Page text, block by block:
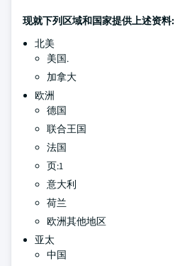
现就下列区域和国家提供上述资料:
北美
美国.
加拿大
欧洲
德国
联合王国
法国
页:1
意大利
荷兰
欧洲其他地区
亚太
中国